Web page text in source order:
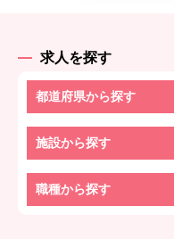
求人を探す
都道府県から探す
施設から探す
職種から探す